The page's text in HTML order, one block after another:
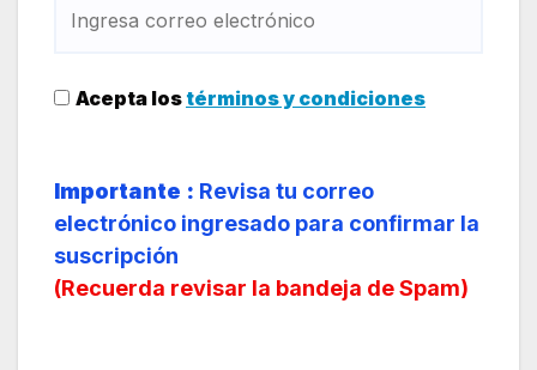
Acepta lostérminos y condiciones
Importante : Revisa tu correo
electrónico ingresado para confirmar la
suscripción
(Recuerda revisar la bandeja de Spam)